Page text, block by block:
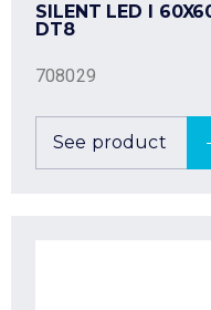
SILENT LED I
DT8
708029
See product